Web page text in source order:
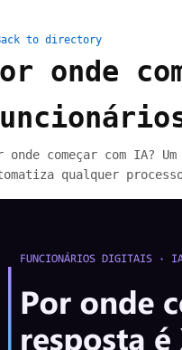
to directory
onde
onde começar com IA?
qualquer